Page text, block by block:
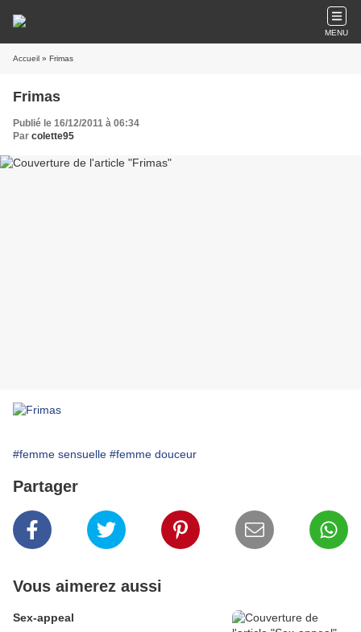
MENU
Accueil » Frimas
Frimas
Publié le 16/12/2011 à 06:34
Par colette95
#femme sensuelle #femme douceur
Partager
Vous aimerez aussi
Sex-appeal